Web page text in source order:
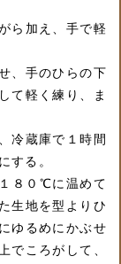
ら加え、手で軽
、手のひらの下
て軽く練り、ま
冷蔵庫で１時間
する。
８０℃に温めて
生地を型よりひ
ゆるめにかぶせ
でころがして、